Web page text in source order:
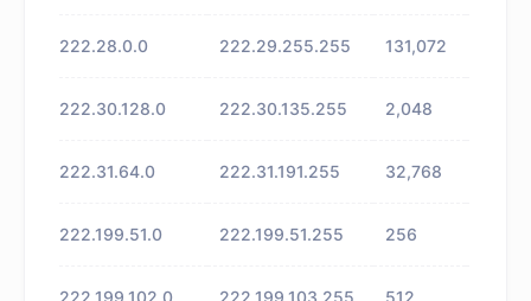
222.28.0.0 222.29.255.255 131,072
222.30.128.0 222.30.135.255 2,048
222.31.64.0 222.31.191.255 32,768
222.199.51.0 222.199.51.255 256
222.199.102.0 222.199.103.255 512